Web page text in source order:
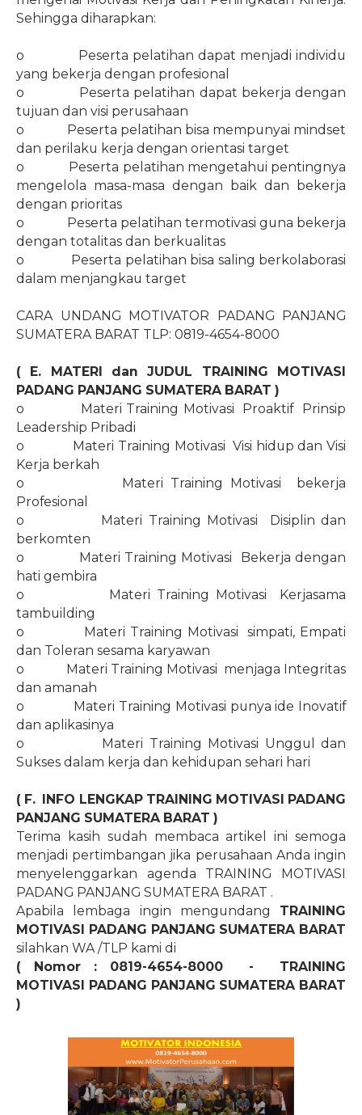
Sehingga diharapkan:
o
Peserta pelatihan dapat menjadi individu
yang bekerja dengan profesional
o
Peserta pelatihan dapat bekerja dengan
tujuan dan visi perusahaan
o
Peserta pelatihan bisa mempunyai mindset
dan perilaku kerja dengan orientasi target
o
Peserta pelatihan mengetahui pentingnya
mengelola masa-masa dengan baik dan bekerja
dengan prioritas
o
Peserta pelatihan termotivasi guna bekerja
dengan totalitas dan berkualitas
o
Peserta pelatihan bisa saling berkolaborasi
dalam menjangkau target
CARA UNDANG MOTIVATOR PADANG PANJANG
SUMATERA BARAT TLP: 0819-4654-8000
( E. MATERI dan JUDUL TRAINING MOTIVASI
PADANG PANJANG SUMATERA BARAT )
o
Materi Training Motivasi Proaktif
Prinsip
Leadership Pribadi
o
Materi Training Motivasi Visi hidup dan Visi
Kerja berkah
o
Materi Training Motivasi
bekerja
Profesional
o
Materi Training Motivasi
Disiplin dan
berkomten
o
Materi Training Motivasi
Bekerja dengan
hati gembira
o
Materi Training Motivasi
Kerjasama
tambuilding
o
Materi Training Motivasi
simpati, Empati
dan Toleran sesama karyawan
o
Materi Training Motivasi menjaga Integritas
dan amanah
o
Materi Training Motivasi punya ide Inovatif
dan aplikasinya
o
Materi Training Motivasi Unggul dan
Sukses dalam kerja dan kehidupan sehari hari
( F. INFO LENGKAP TRAINING MOTIVASI PADANG
PANJANG SUMATERA BARAT )
Terima kasih sudah membaca artikel ini semoga
menjadi pertimbangan jika perusahaan Anda ingin
menyelenggarkan agenda TRAINING MOTIVASI
PADANG PANJANG SUMATERA BARAT .
Apabila lembaga ingin mengundang TRAINING
MOTIVASI PADANG PANJANG SUMATERA BARAT
silahkan WA /TLP kami di
( Nomor : 0819-4654-8000
-
TRAINING
MOTIVASI PADANG PANJANG SUMATERA BARAT
)